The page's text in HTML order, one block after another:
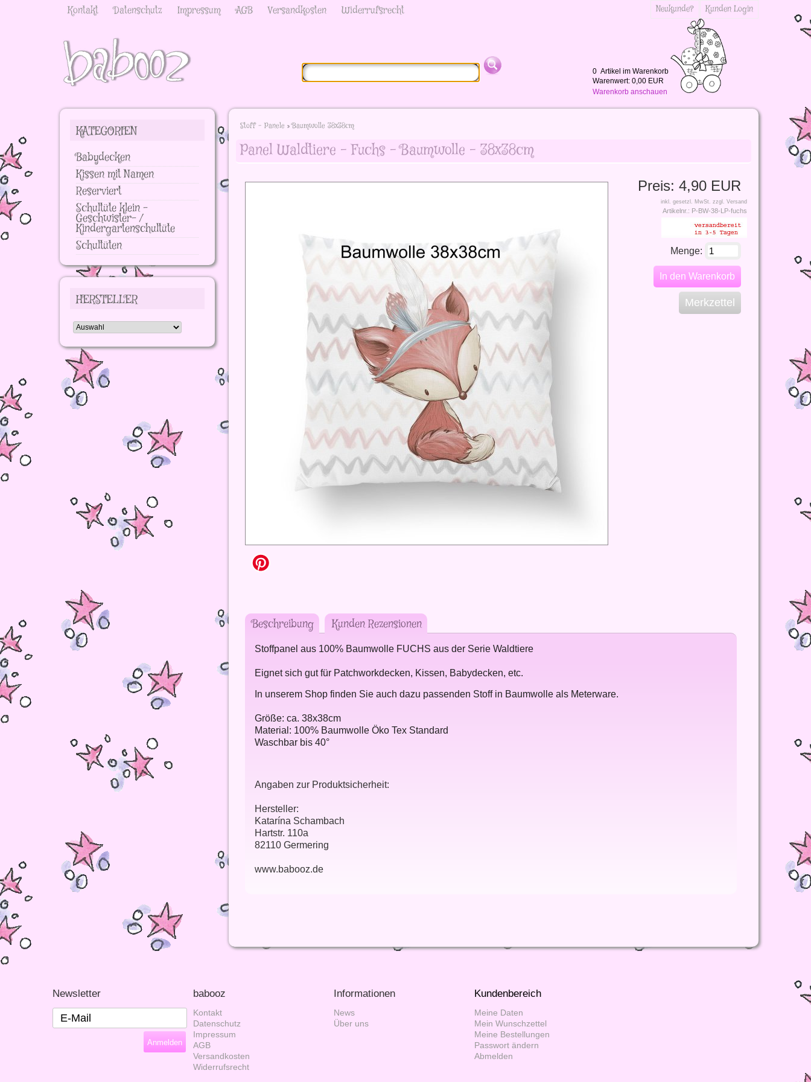
Kontakt Datenschutz Impressum AGB Versandkosten Widerrufsrecht
0 Artikel im Warenkorb
Warenwert: 0,00 EUR
Warenkorb anschauen
Kunden Login
Neukunde?
Stoff - Panele »Baumwolle 38x38cm
Panel Waldtiere - Fuchs - Baumwolle - 38x38cm
Preis: 4,90 EUR
inkl. gesetzl. MwSt. zzgl. Versand
Artikelnr.: P-BW-38-LP-fuchs
Menge:
In den Warenkorb
Merkzettel
Beschreibung Kunden Rezensionen
Stoffpanel aus 100% Baumwolle FUCHS aus der Serie Waldtiere
Eignet sich gut für Patchworkdecken, Kissen, Babydecken, etc.
In unserem Shop finden Sie auch dazu passenden Stoff in Baumwolle als Meterware.
Größe: ca. 38x38cm
Material: 100% Baumwolle Öko Tex Standard
Waschbar bis 40°
Angaben zur Produktsicherheit:
Hersteller:
Katarína Schambach
Hartstr. 110a
82110 Germering
www.babooz.de
KATEGORIEN
Babydecken
Kissen mit Namen
Reserviert
Schultüte klein -
Geschwister- /
Kindergartenschultüte
Schultüten
HERSTELLER
Newsletter babooz
Kontakt
Datenschutz
Impressum
AGB
Versandkosten
Widerrufsrecht
Informationen
News
Über uns
Kundenbereich
Meine Daten
Mein Wunschzettel
Meine Bestellungen
Passwort ändern
Abmelden